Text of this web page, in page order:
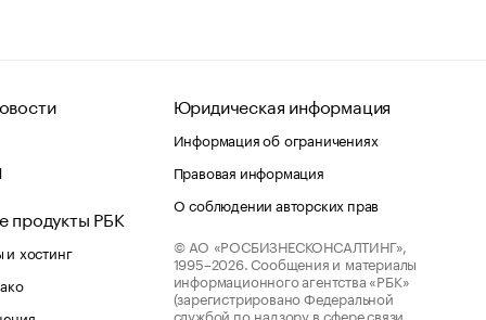
продукты РБК
хостинг
Юридическая информация
Информация об ограничениях
Правовая информация
О соблюдении авторских прав
© АО «РОСБИЗНЕСКОНСАЛТИНГ»,
1995–2026. Сообщения и материалы
информационного агентства «РБК»
(зарегистрировано Федеральной
службой по надзору в сфере связи,